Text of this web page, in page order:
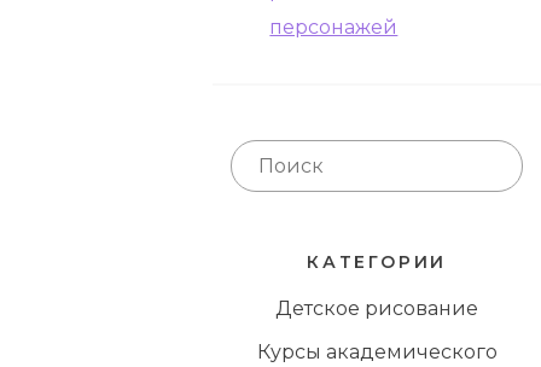
персонажей
КАТЕГОРИИ
Детское рисование
Курсы академического